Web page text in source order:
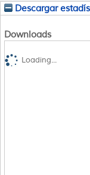
Descargar
Downloads
Loading...